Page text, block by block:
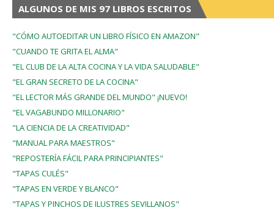
ALGUNOS DE MIS 97 LIBROS ESCRITOS
"CÓMO AUTOEDITAR UN LIBRO FÍSICO EN AMAZON"
"CUANDO TE GRITA EL ALMA"
"EL CLUB DE LA ALTA COCINA Y LA VIDA SALUDABLE"
"EL GRAN SECRETO DE LA COCINA"
"EL LECTOR MÁS GRANDE DEL MUNDO" ¡NUEVO!
"EL VAGABUNDO MILLONARIO"
"LA CIENCIA DE LA CREATIVIDAD"
"MANUAL PARA MAESTROS"
"REPOSTERÍA FÁCIL PARA PRINCIPIANTES"
"TAPAS CULÉS"
"TAPAS EN VERDE Y BLANCO"
"TAPAS Y PINCHOS DE ILUSTRES SEVILLANOS"